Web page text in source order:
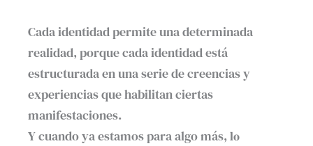
Cada identidad permite una determinada
realidad, porque cada identidad está
estructurada en una serie de creencias y
experiencias que habilitan ciertas
manifestaciones.⁣
Y cuando ya estamos para algo más, 𝐥𝐨